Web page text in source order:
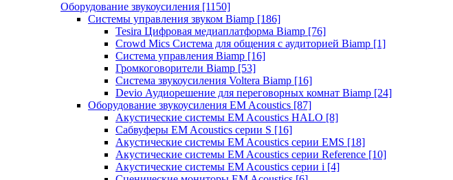
Оборудование звукоусиления [1150]
Системы управления звуком Biamp [186]
Tesira Цифровая медиаплатформа Biamp [76]
Crowd Mics Система для общения с аудиторией Biamp [1]
Система управления Biamp [16]
Громкоговорители Biamp [53]
Система звукоусиления Voltera Biamp [16]
Devio Аудиорешение для переговорных комнат Biamp [24]
Оборудование звукоусиления EM Acoustics [87]
Акустические системы EM Acoustics HALO [8]
Сабвуферы EM Acoustics серии S [16]
Акустические системы EM Acoustics серии EMS [18]
Акустические системы EM Acoustics серии Reference [10]
Акустические системы EM Acoustics серии i [4]